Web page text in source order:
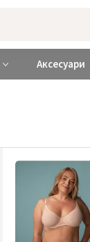
❤️ Київ та
Аксесуари